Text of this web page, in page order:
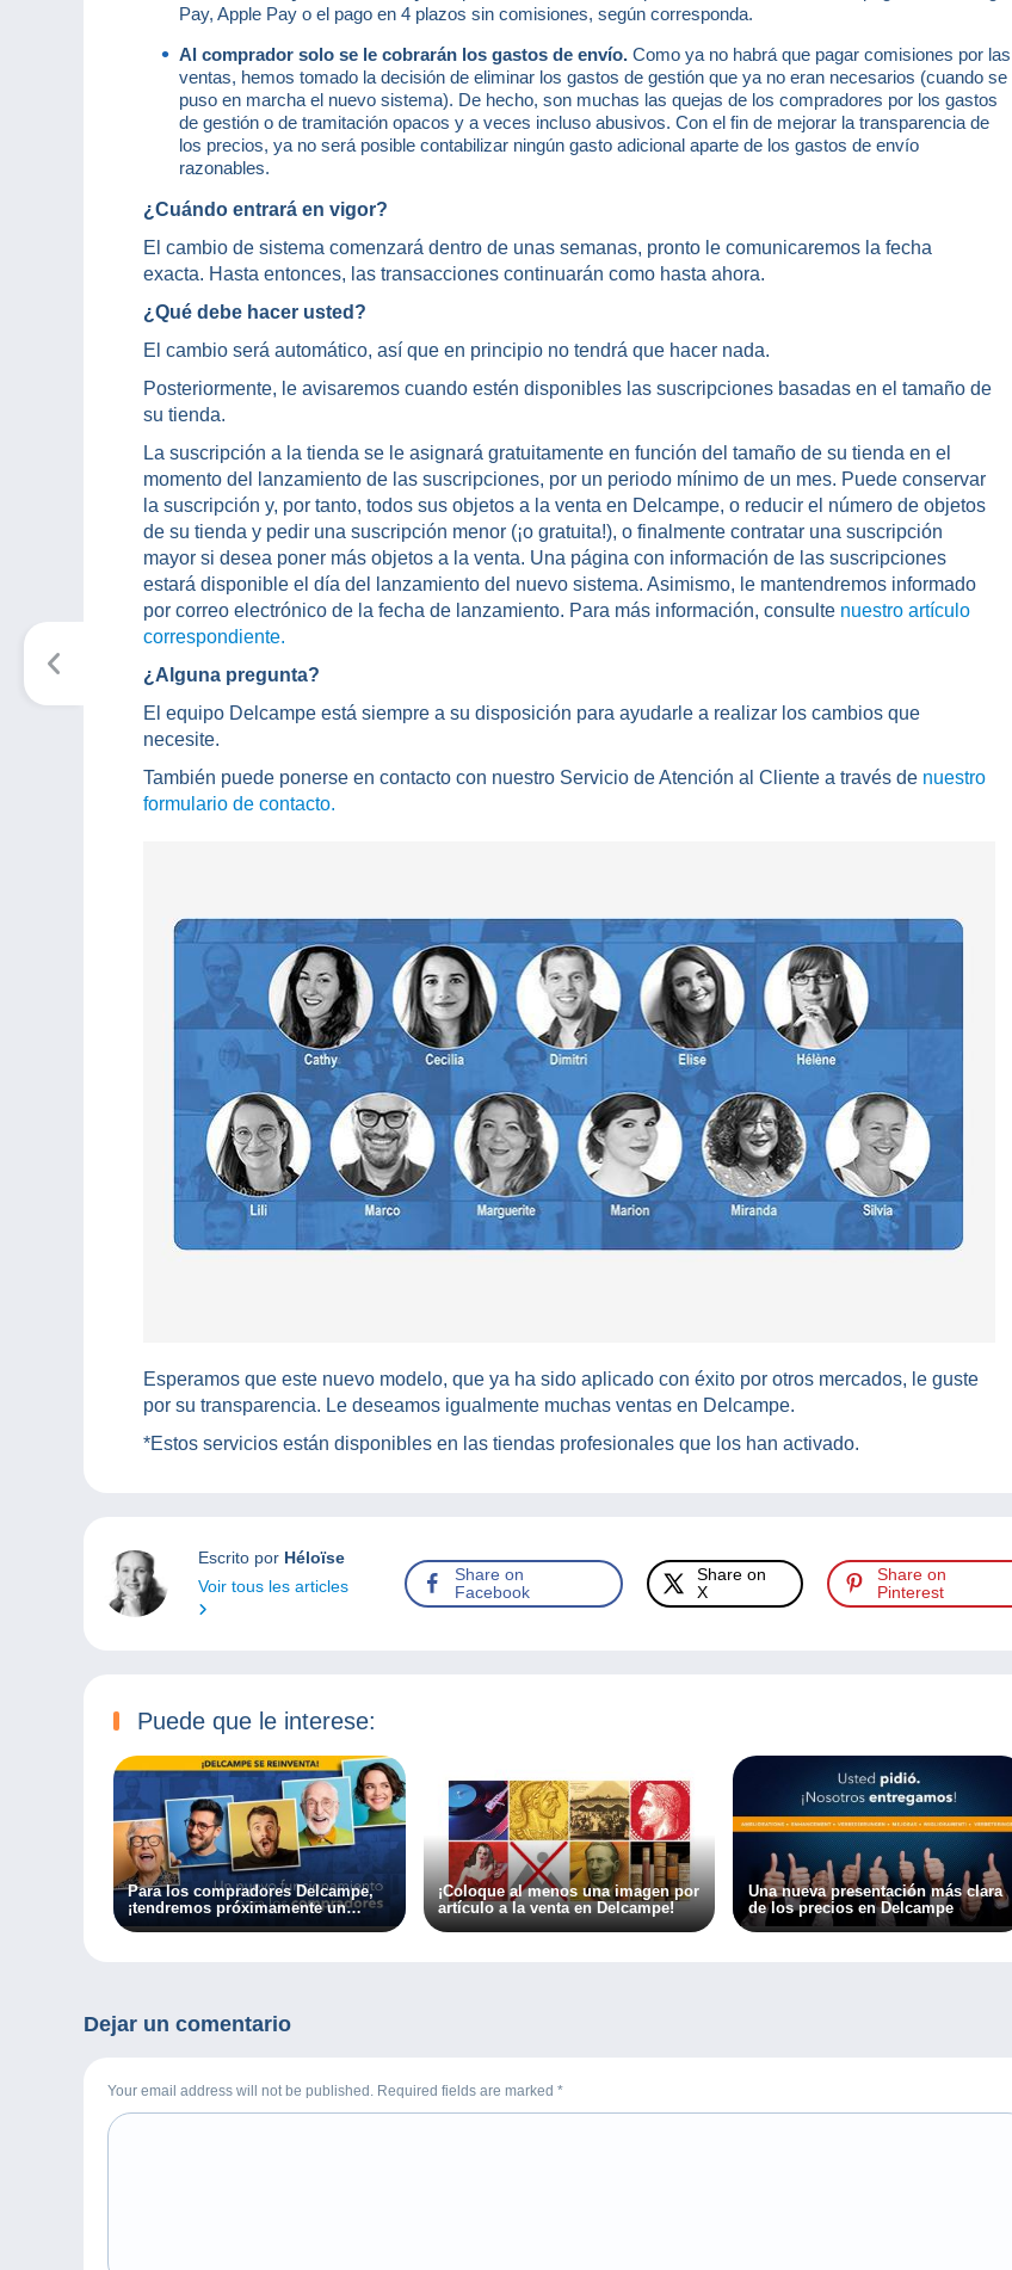
Pay, Apple Pay o el pago en 4 plazos sin comisiones, según corresponda.
Al comprador solo se le cobrarán los gastos de envío. Como ya no habrá que pagar comisiones por las
ventas, hemos tomado la decisión de eliminar los gastos de gestión que ya no eran necesarios (cuando se
puso en marcha el nuevo sistema). De hecho, son muchas las quejas de los compradores por los gastos
de gestión o de tramitación opacos y a veces incluso abusivos. Con el fin de mejorar la transparencia de
los precios, ya no será posible contabilizar ningún gasto adicional aparte de los gastos de envío
razonables.
¿Cuándo entrará en vigor?
El cambio de sistema comenzará dentro de unas semanas, pronto le comunicaremos la fecha
exacta. Hasta entonces, las transacciones continuarán como hasta ahora.
¿Qué debe hacer usted?
El cambio será automático, así que en principio no tendrá que hacer nada.
Posteriormente, le avisaremos cuando estén disponibles las suscripciones basadas en el tamaño de
su tienda.
La suscripción a la tienda se le asignará gratuitamente en función del tamaño de su tienda en el
momento del lanzamiento de las suscripciones, por un periodo mínimo de un mes. Puede conservar
la suscripción y, por tanto, todos sus objetos a la venta en Delcampe, o reducir el número de objetos
de su tienda y pedir una suscripción menor (¡o gratuita!), o finalmente contratar una suscripción
mayor si desea poner más objetos a la venta. Una página con información de las suscripciones
estará disponible el día del lanzamiento del nuevo sistema. Asimismo, le mantendremos informado
por correo electrónico de la fecha de lanzamiento. Para más información, consulte nuestro artículo
correspondiente.
¿Alguna pregunta?
El equipo Delcampe está siempre a su disposición para ayudarle a realizar los cambios que
necesite.
También puede ponerse en contacto con nuestro Servicio de Atención al Cliente a través de nuestro
formulario de contacto.
Esperamos que este nuevo modelo, que ya ha sido aplicado con éxito por otros mercados, le guste
por su transparencia. Le deseamos igualmente muchas ventas en Delcampe.
*Estos servicios están disponibles en las tiendas profesionales que los han activado.
Escrito por Héloïse
Voir tous les articles
Share on
Facebook
Share on
X
Share on
Pinterest
Puede que le interese:
Para los compradores Delcampe,
¡tendremos próximamente un
nuevo sistema!
¡Coloque al menos una imagen por
artículo a la venta en Delcampe!
Una nueva presentación más clara
de los precios en Delcampe
Dejar un comentario
Your email address will not be published. Required fields are marked *